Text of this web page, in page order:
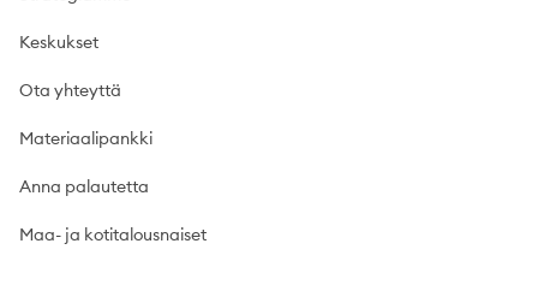
Keskukset
Ota yhteyttä
Materiaalipankki
Anna palautetta
Maa- ja kotitalousnaiset